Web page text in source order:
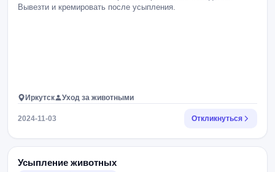
Вывезти и кремировать после усыпления.
Иркутск Уход за животными
2024-11-03 Откликнуться
Усыпление животных